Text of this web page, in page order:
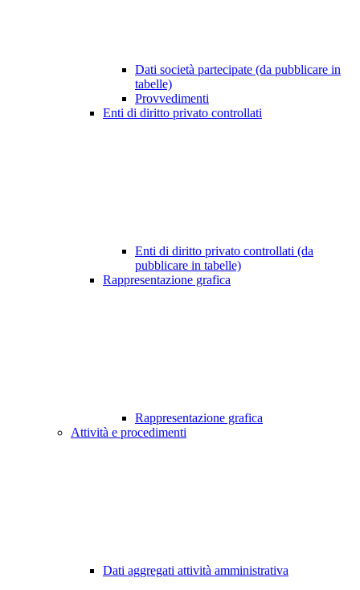
Dati società partecipate (da pubblicare in
tabelle)
Provvedimenti
Enti di diritto privato controllati
Enti di diritto privato controllati (da
pubblicare in tabelle)
Rappresentazione grafica
Rappresentazione grafica
Attività e procedimenti
Dati aggregati attività amministrativa